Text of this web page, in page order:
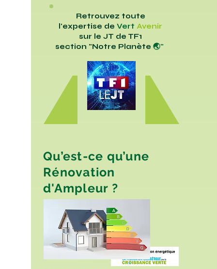
Retrouvez toute
l'expertise de Vert Avenir
sur le JT de TF1
section "Notre Planète 🌏"
Qu’est-ce qu’une
Rénovation
d'Ampleur ?